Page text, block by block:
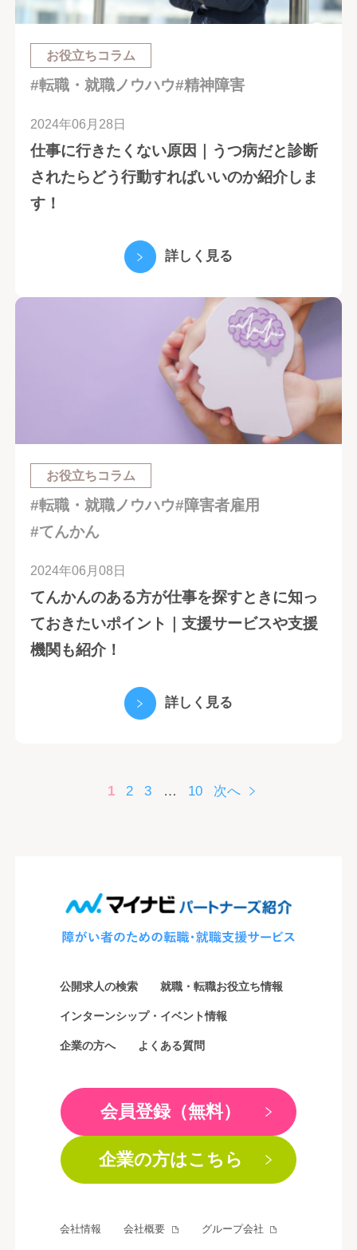
お役立ちコラム
#転職・就職ノウハウ#精神障害
2024年06月28日
仕事に行きたくない原因｜うつ病だと診断
されたらどう行動すればいいのか紹介しま
す！
詳しく見る
お役立ちコラム
#転職・就職ノウハウ#障害者雇用
#てんかん
2024年06月08日
てんかんのある方が仕事を探すときに知っ
ておきたいポイント｜支援サービスや支援
機関も紹介！
詳しく見る
1 2 3 … 10 次へ
公開求人の検索 就職・転職お役立ち情報
インターンシップ・イベント情報
企業の方へ よくある質問
会員登録（無料）
企業の方はこちら
会社情報 会社概要 グループ会社